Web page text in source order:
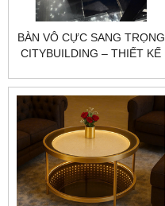
BÀN VÔ CỰC SANG TRỌNG
CITYBUILDING – THIẾT KẾ
KHÔNG GIAN CAO CẤP